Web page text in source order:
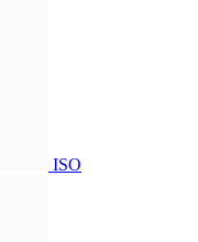
ISO